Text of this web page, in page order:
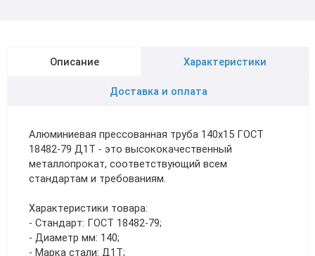
Описание Характеристики
Доставка и оплата
Алюминиевая прессованная труба 140х15 ГОСТ
18482-79 Д1Т - это высококачественный
металлопрокат, соответствующий всем
стандартам и требованиям.
Характеристики товара:
- Стандарт: ГОСТ 18482-79;
- Диаметр мм: 140;
- Марка стали: Д1Т;